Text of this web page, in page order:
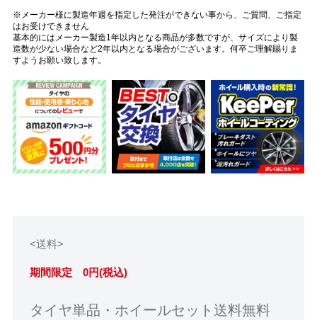
※メーカー様に製造年週を指定した発注ができない事から、ご質問、ご指定
はお受けできません
基本的にはメーカー製造1年以内となる商品が多数ですが、サイズにより製
造数が少ない場合など2年以内となる場合がございます。何卒ご理解賜りま
すようお願い致します。
<送料>
期間限定 0円(税込)
タイヤ単品・ホイールセット送料無料